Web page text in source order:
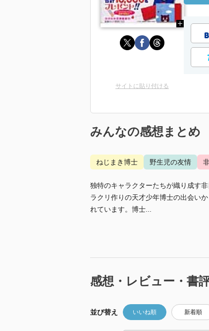
サイトに貼り付ける
みんなの感想まとめ
ねじまき博士 野生児の友情
独特のキャラクターたちが織り成す
ラクリ作りの天才少年博士の出会い
れています。博士...
感想・レビュー・書
並び替え いいね順 新着順